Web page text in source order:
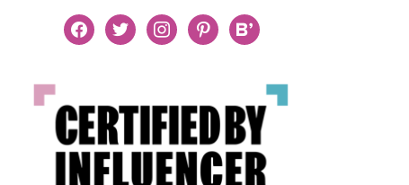
facebooktwitterinstagrampinterestbloglovin